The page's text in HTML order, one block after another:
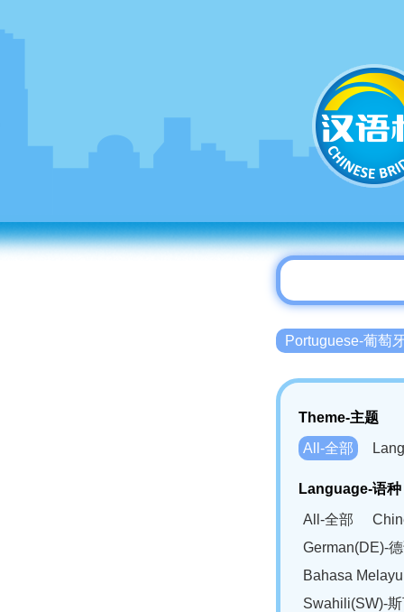
Portuguese-葡萄
Theme-主题
All-全部
Language-语种
All-全部
German(DE)-
Bahasa
Swahili(SW)-